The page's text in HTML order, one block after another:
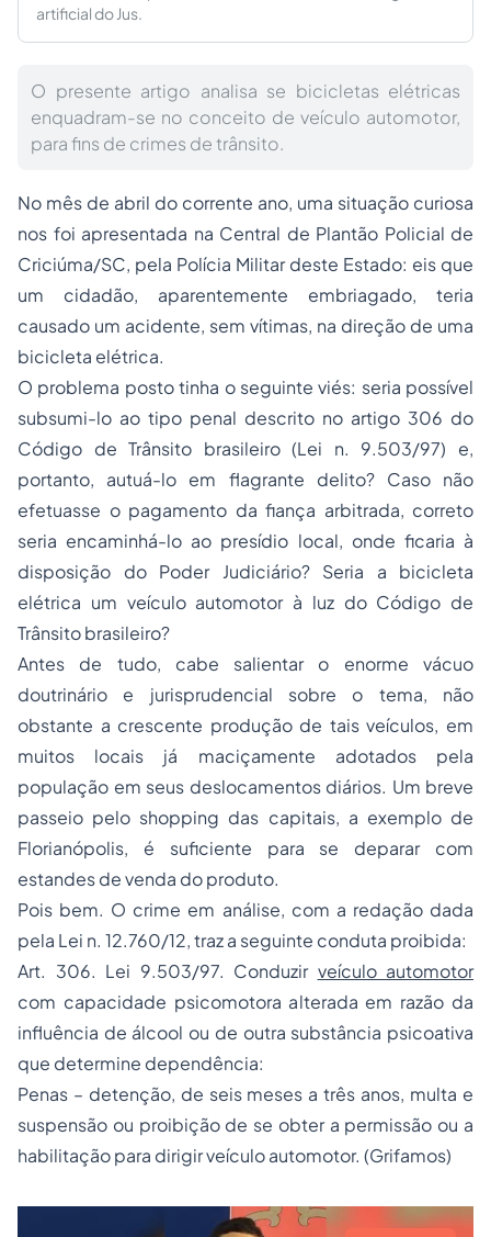
artificial do Jus.
O presente artigo analisa se bicicletas elétricas
enquadram-se no conceito de veículo automotor,
para fins de crimes de trânsito.
No mês de abril do corrente ano, uma situação curiosa
nos foi apresentada na Central de Plantão Policial de
Criciúma/SC, pela Polícia Militar deste Estado: eis que
um cidadão, aparentemente embriagado, teria
causado um acidente, sem vítimas, na direção de uma
bicicleta elétrica.
O problema posto tinha o seguinte viés: seria possível
subsumi-lo ao tipo penal descrito no artigo 306 do
Código de Trânsito brasileiro (Lei n. 9.503/97) e,
portanto, autuá-lo em flagrante delito? Caso não
efetuasse o pagamento da fiança arbitrada, correto
seria encaminhá-lo ao presídio local, onde ficaria à
disposição do Poder Judiciário? Seria a bicicleta
elétrica um veículo automotor à luz do Código de
Trânsito brasileiro?
Antes de tudo, cabe salientar o enorme vácuo
doutrinário e jurisprudencial sobre o tema, não
obstante a crescente produção de tais veículos, em
muitos locais já maciçamente adotados pela
população em seus deslocamentos diários. Um breve
passeio pelo shopping das capitais, a exemplo de
Florianópolis, é suficiente para se deparar com
estandes de venda do produto.
Pois bem. O crime em análise, com a redação dada
pela Lei n. 12.760/12, traz a seguinte conduta proibida:
Art. 306. Lei 9.503/97. Conduzir veículo automotor
com capacidade psicomotora alterada em razão da
influência de álcool ou de outra substância psicoativa
que determine dependência:
Penas – detenção, de seis meses a três anos, multa e
suspensão ou proibição de se obter a permissão ou a
habilitação para dirigir veículo automotor. (Grifamos)